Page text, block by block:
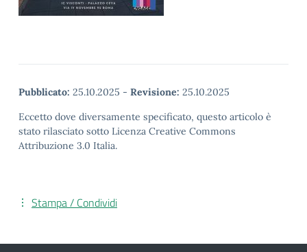
Pubblicato: 25.10.2025 - Revisione: 25.10.2025
Eccetto dove diversamente specificato, questo articolo è
stato rilasciato sotto Licenza Creative Commons
Attribuzione 3.0 Italia.
Stampa / Condividi